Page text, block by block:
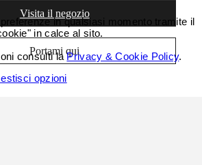
Visita il negozio
Portami qui
in qualsiasi momento tramite il
in calce al sito.
consulti laPrivacy & Cookie Policy.
opzioni